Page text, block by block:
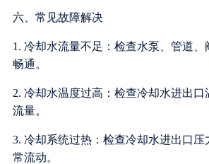
六、常见故障解决
1. 冷却水流量不足：检查水泵、管道
畅通。
2. 冷却水温度过高：检查冷却水进出口
流量。
3. 冷却系统过热：检查冷却水进出口压
常流动。